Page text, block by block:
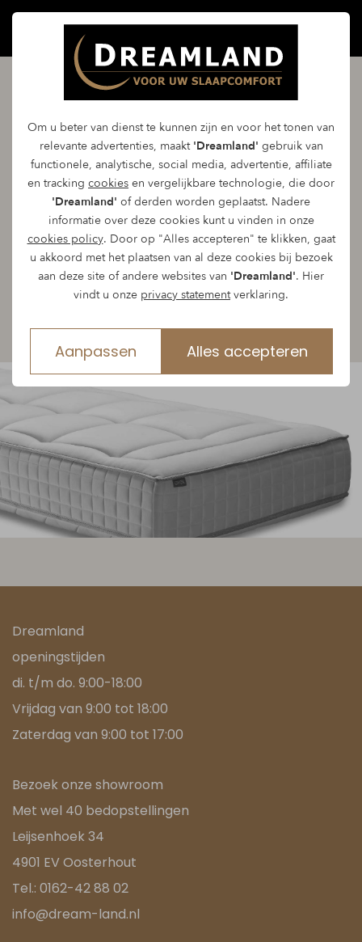
Om u beter van dienst te kunnen zijn en voor het tonen van
relevante advertenties, maakt 'Dreamland' gebruik van
functionele, analytische, social media, advertentie, affiliate
en tracking cookies en vergelijkbare technologie, die door
'Dreamland' of derden worden geplaatst. Nadere
informatie over deze cookies kunt u vinden in onze
cookies policy. Door op "Alles accepteren" te klikken, gaat
u akkoord met het plaatsen van al deze cookies bij bezoek
aan deze site of andere websites van 'Dreamland'. Hier
vindt u onze privacy statementverklaring.
Aanpassen Alles accepteren
Avek Ouro matras
Het Avek Ouro matras is het beste van het beste.
Een fris en comfortabel matras met de allerbeste
pocketkern, afgedekt met een laag ademend
Talalay latex naar keuze. De Ouro gaat door deze
uiterst goede kwaliteit extra lang mee. Op een
Ouro slaap je het lekkerst.
Dreamland
openingstijden
di. t/m do. 9:00-18:00
Vrijdag van 9:00 tot 18:00
Zaterdag van 9:00 tot 17:00
Bezoek onze showroom
Met wel 40 bedopstellingen
Leijsenhoek 34
4901 EV Oosterhout
Tel.: 0162-42 88 02
info@dream-land.nl